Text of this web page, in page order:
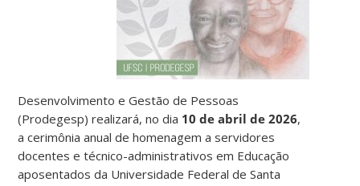
Desenvolvimento e Gestão de Pessoas
(Prodegesp) realizará, no dia 10 de abril de 2026,
a cerimônia anual de homenagem a servidores
docentes e técnico-administrativos em Educação
aposentados da Universidade Federal de Santa